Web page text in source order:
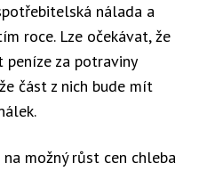
nálada a
roce. Lze očekávat, že
za potraviny
část z nich bude mít
možný růst cen chleba